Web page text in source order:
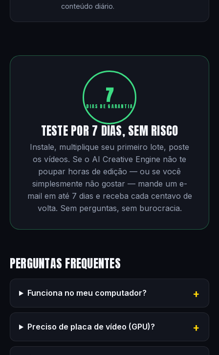
conteúdo diário.
7
DIAS DE GARANTIA
TESTE POR 7 DIAS, SEM RISCO
Instale, multiplique seu primeiro lote, poste
os vídeos. Se o AI Creative Engine não te
poupar horas de edição — ou se você
simplesmente não gostar — mande um e-
mail em até 7 dias e receba cada centavo de
volta. Sem perguntas, sem burocracia.
PERGUNTAS FREQUENTES
Funciona no meu computador?
Preciso de placa de vídeo (GPU)?